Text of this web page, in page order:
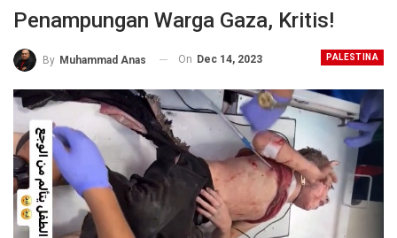
Penampungan Warga Gaza, Kritis!
PALESTINA
By Muhammad Anas On Dec 14, 2023